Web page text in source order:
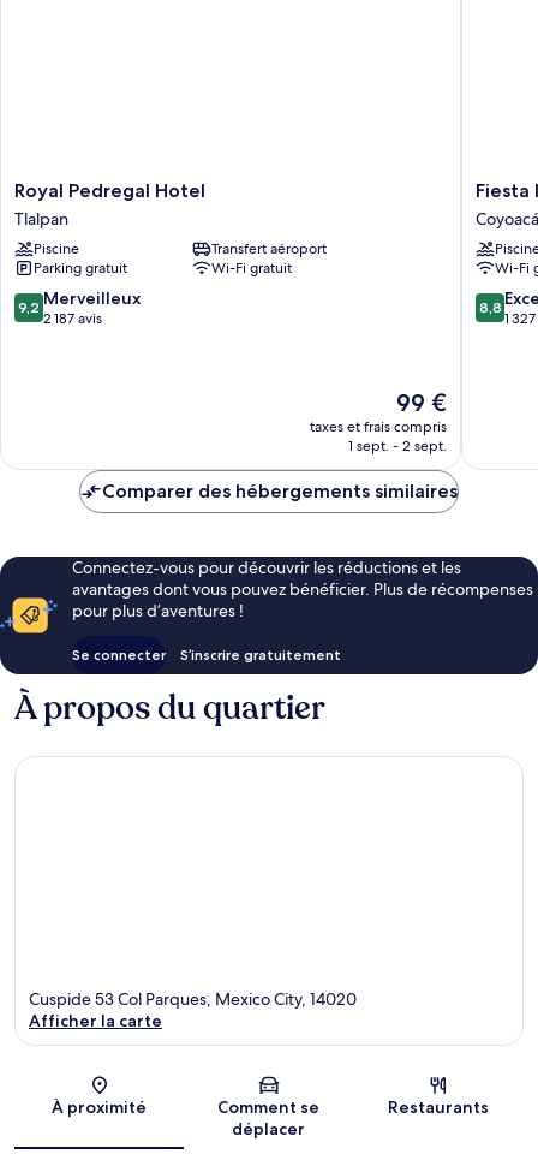
Royal
Pedregal
Hotel
Tlalpan
Royal Pedregal Hotel
Tlalpan
Piscine
Transfert aéroport
Parking gratuit
Wi-Fi gratuit
9.2
sur
9,2 Merveilleux
2 187 avis
Le
nouveau
prix
de
99 €
taxes et frais compris
1 sept. - 2 sept.
Fiesta
Inn
Sur
Fiesta
Wi-Fi
8.8
sur
8,8
1
Comparer des hébergements similaires
Connectez-vous pour découvrir les réductions et les
avantages dont vous pouvez bénéficier. Plus de récompenses
pour plus d’aventures !
Se connecter S’inscrire gratuitement
À propos du quartier
Carte
Cuspide 53 Col Parques, Mexico City, 14020
Afficher la carte
À proximité
Comment se
déplacer
Restaurants